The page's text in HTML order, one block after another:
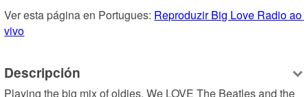
Ver esta página en Portugues: Reproduzir Big Love Radio ao
vivo
Descripción
Playing the big mix of oldies. We LOVE The Beatles and the